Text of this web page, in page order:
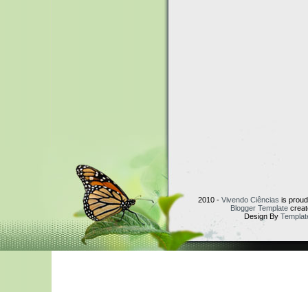
2010 -Vivendo Ciências is
Blogger Template
Design By